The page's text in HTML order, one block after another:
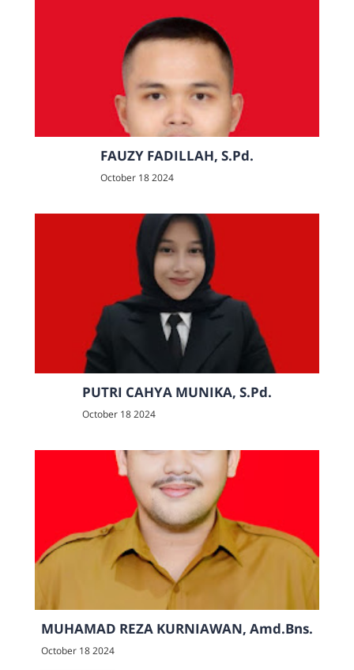
FAUZY FADILLAH, S.Pd.
October 18 2024
PUTRI CAHYA MUNIKA, S.Pd.
October 18 2024
MUHAMAD REZA KURNIAWAN, Amd.Bns.
October 18 2024